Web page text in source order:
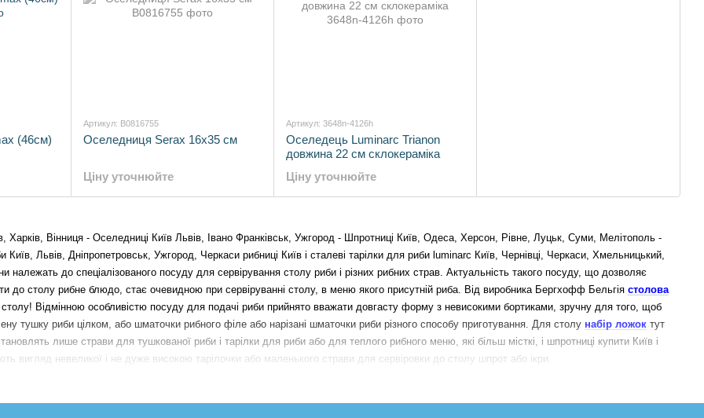
Вінниця - Оселедниці Київ Львів, Івано Франківськ, Ужгород - Шпротниці Київ, Одеса, Херсон, Рівне, Луцьк, Суми, Мелітополь -
Львів, Дніпропетровськ, Ужгород, Черкаси рибниці Київ і сталеві тарілки для риби luminarc Київ, Чернівці, Черкаси, Хмельницький,
належать до спеціалізованого посуду для сервірування столу риби і різних рибних страв. Актуальність такого посуду, що дозволяє
до столу рибне блюдо, стає очевидною при сервіруванні столу, в меню якого присутній риба. Від виробника Бергхофф Бельгія столова
Відмінною особливістю посуду для подачі риби прийнято вважати довгасту форму з невисокими бортиками, зручну для того, щоб
тушку риби цілком, або шматочки рибного філе або нарізані шматочки риби різного способу приготування. Для столу набір ложок тут
лише страви для тушкованої риби і тарілки для риби або для теплого рибного меню, які більш місткі, і шпротниці купити Київ і
вигляд невеликої і не дуже високою тарілочки або маленького страви для сервіровки до столу шпрот або ікри.
(46см)
Артикул: B0816755
Оселедниця Serax 16x35 см
Ціну уточнюйте
Артикул: 3648n-4126h
Оселедець Luminarc Trianon
довжина 22 см склокераміка
Ціну уточнюйте